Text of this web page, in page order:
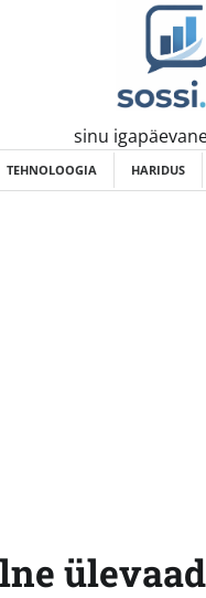
sinu
TEHNOLOOGIA HARIDUS